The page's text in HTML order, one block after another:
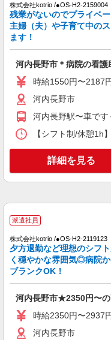
＜河内
りませ
時
通費全
河内
派遣社員
株式会社kotrio /●OS-H2-
交換等
時
通費全
派遣社員
株式会社kotrio /●OS-H2-
河内
時給
通費全
株式会社kotrio /●OS-H2-2159004
残業がないのでプライベ
主婦（夫）や子育て中の
ます！
河内長野市＊病院の看
時給1550円〜2187
河内長野市
河内長野駅〜車で
【シフト制/休憩
詳細を見る
派遣社員
株式会社kotrio /●OS-H2-2119123
夕方退勤など理想のシフ
く穏やかな雰囲気◎病院
ブランクOK！
河内長野市★2350円〜の
時給2350円〜2937
河内長野市